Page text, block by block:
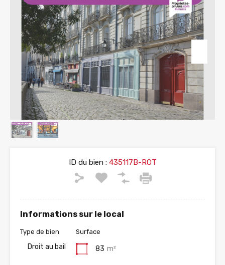
ID du bien :435117B-ROT
Informations sur le local
Type de bien
Droit au bail
Surface
83 m²